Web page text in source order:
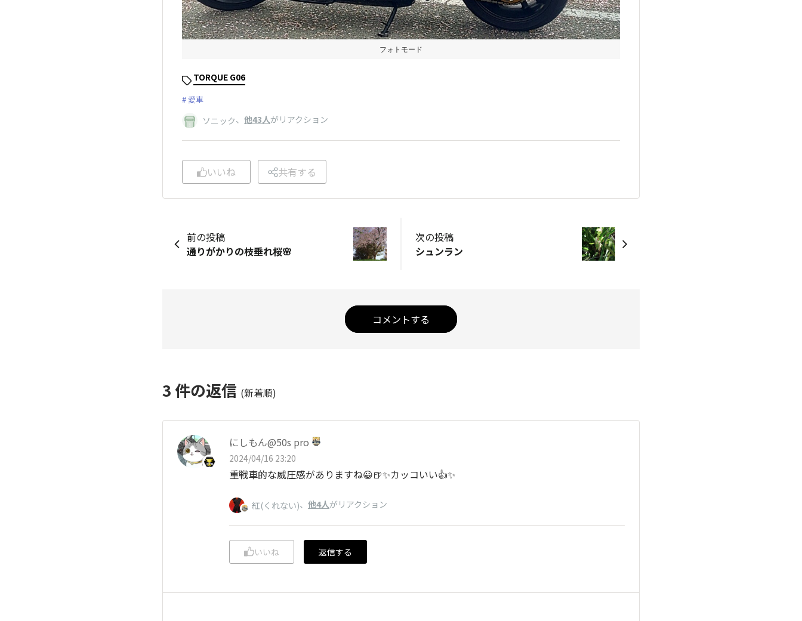
フォトモード
TORQUE G06
愛車
ソニック、 他43人がリアクション
いいね 共有する
前の投稿
通りがかりの枝垂れ桜🌸
次の投稿
シュンラン
コメントする
3 件の返信 (新着順)
にしもん@50s pro
2024/04/16 23:20
重戦車的な威圧感がありますね😀🍺✨カッコいい👍✨
紅(くれない)、 他4人がリアクション
いいね 返信する